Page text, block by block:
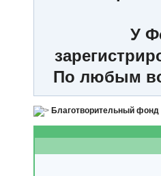
У
По любым
Благотворительный